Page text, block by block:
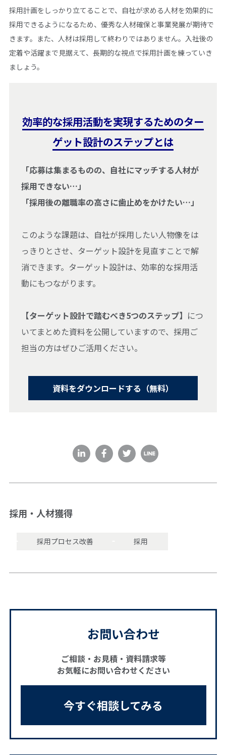
採用計画をしっかり立てることで、自社が求める人材を効果的に
採用できるようになるため、優秀な人材確保と事業発展が期待で
きます。また、人材は採用して終わりではありません。入社後の
定着や活躍まで見据えて、長期的な視点で採用計画を練っていき
ましょう。
効率的な採用活動を実現するためのター
ゲット設計のステップとは
「応募は集まるものの、自社にマッチする人材が
採用できない…」
「採用後の離職率の高さに歯止めをかけたい…」
このような課題は、自社が採用したい人物像をは
っきりとさせ、ターゲット設計を見直すことで解
消できます。ターゲット設計は、効率的な採用活
動にもつながります。
【ターゲット設計で踏むべき5つのステップ】 につ
いてまとめた資料を公開していますので、採用ご
担当の方はぜひご活用ください。
資料をダウンロードする（無料）
採用・人材獲得
採用プロセス改善 採用
お問い合わせ
ご相談・お見積・資料請求等
お気軽にお問い合わせください
今すぐ相談してみる